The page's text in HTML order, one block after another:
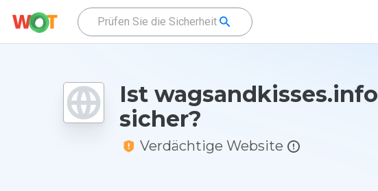
Ist wagsandkisses.info
sicher?
Verdächtige Website